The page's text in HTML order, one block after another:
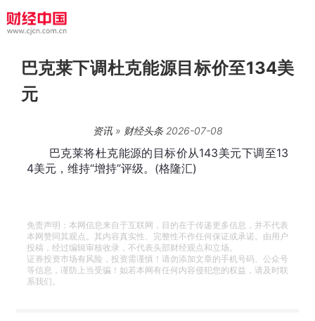
巴克莱下调杜克能源目标价至134美
元
资讯» 财经头条2026-07-08
巴克莱将杜克能源的目标价从143美元下调至13
4美元，维持“增持”评级。(格隆汇)
免责声明：本网信息来自于互联网，目的在于传递更多信息，并不代表
本网赞同其观点。其内容真实性、完整性不作任何保证或承诺。由用户
投稿，经过编辑审核收录，不代表头部财经观点和立场。
证券投资市场有风险，投资需谨慎！请勿添加文章的手机号码、公众号
等信息，谨防上当受骗！如若本网有任何内容侵犯您的权益，请及时联
系我们。